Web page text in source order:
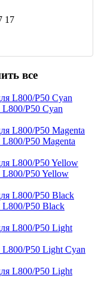
17
все
P50 Cyan
P50 Magenta
L800/P50 Yellow
L800/P50 Black
P50 Light Cyan